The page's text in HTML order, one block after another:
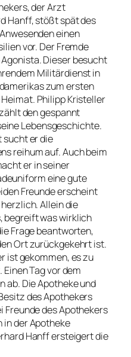
der Arzt
Hanff, stößt spät des
einen
vor. Der Fremde
Dieser besucht
Militärdienst in
zum ersten
Philipp Kristeller
den gespannt
Lebensgeschichte.
sucht er die
reihum auf. Auch beim
er in seiner
eine gute
Freunde erscheint
Allein die
begreift was wirklich
Frage beantworten,
Ort zurückgekehrt ist.
ist gekommen, es zu
Tag vor dem
ab. Die Apotheke und
des Apothekers
Freunde des Apothekers
in der Apotheke
Hanff ersteigert die